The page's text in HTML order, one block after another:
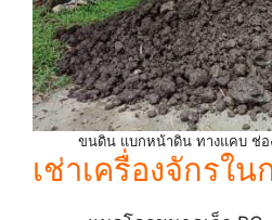
ขนดิน แบกหน้าดิน ทางแคบ ช่อ
เช่าเครื่องจักรใ